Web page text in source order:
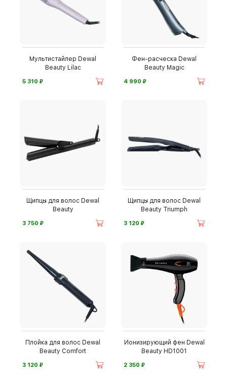
Мультистайлер Dewal
Beauty Lilac
5 310 ⃏
Фен-расческа Dewal
Beauty Magic
4 990 ⃏
Щипцы для волос Dewal
Beauty
3 750 ⃏
Щипцы для волос Dewal
Beauty Triumph
3 120 ⃏
Плойка для волос Dewal
Beauty Comfort
3 120 ⃏
Ионизирующий фен Dewal
Beauty HD1001
2 350 ⃏